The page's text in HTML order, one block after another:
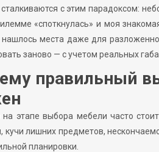
с этим парадоксом:
«споткнулась» и моя
нашлось места даже для
заново — с учетом реальных
правильный
этапе выбора мебели часто
кучи лишних предметов,
планировки.